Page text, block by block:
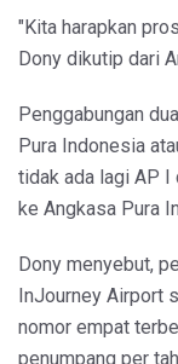
"Kita harapkan
Dony dikutip dari
Penggabungan
Pura Indonesia
tidak ada lagi AP I
ke Angkasa Pura
Dony menyebut,
InJourney Airport
nomor empat
penumpang per